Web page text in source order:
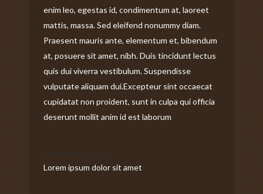
enim leo, egestas id, condimentum at, laoreet
mattis, massa. Sed eleifend nonummy diam.
Praesent mauris ante, elementum et, bibendum
at, posuere sit amet, nibh. Duis tincidunt lectus
quis dui viverra vestibulum. Suspendisse
vulputate aliquam dui.Excepteur sint occaecat
cupidatat non proident, sunt in culpa qui officia
deserunt mollit anim id est laborum
Lorem ipsum dolor sit amet